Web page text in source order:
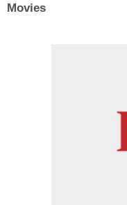
Movies